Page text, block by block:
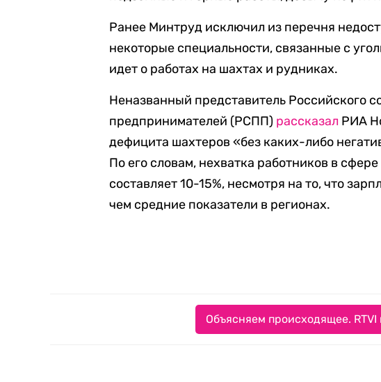
Ранее Минтруд исключил из перечня
некоторые специальности, связанные с
идет о работах на шахтах и рудниках.
Неназванный представитель Российского
предпринимателей (РСПП) рассказал РИА
дефицита шахтеров «без каких-либо
По его словам, нехватка работников в
составляет 10-15%, несмотря на то, что
чем средние показатели в регионах.
Объясняем происходящее. RTVI